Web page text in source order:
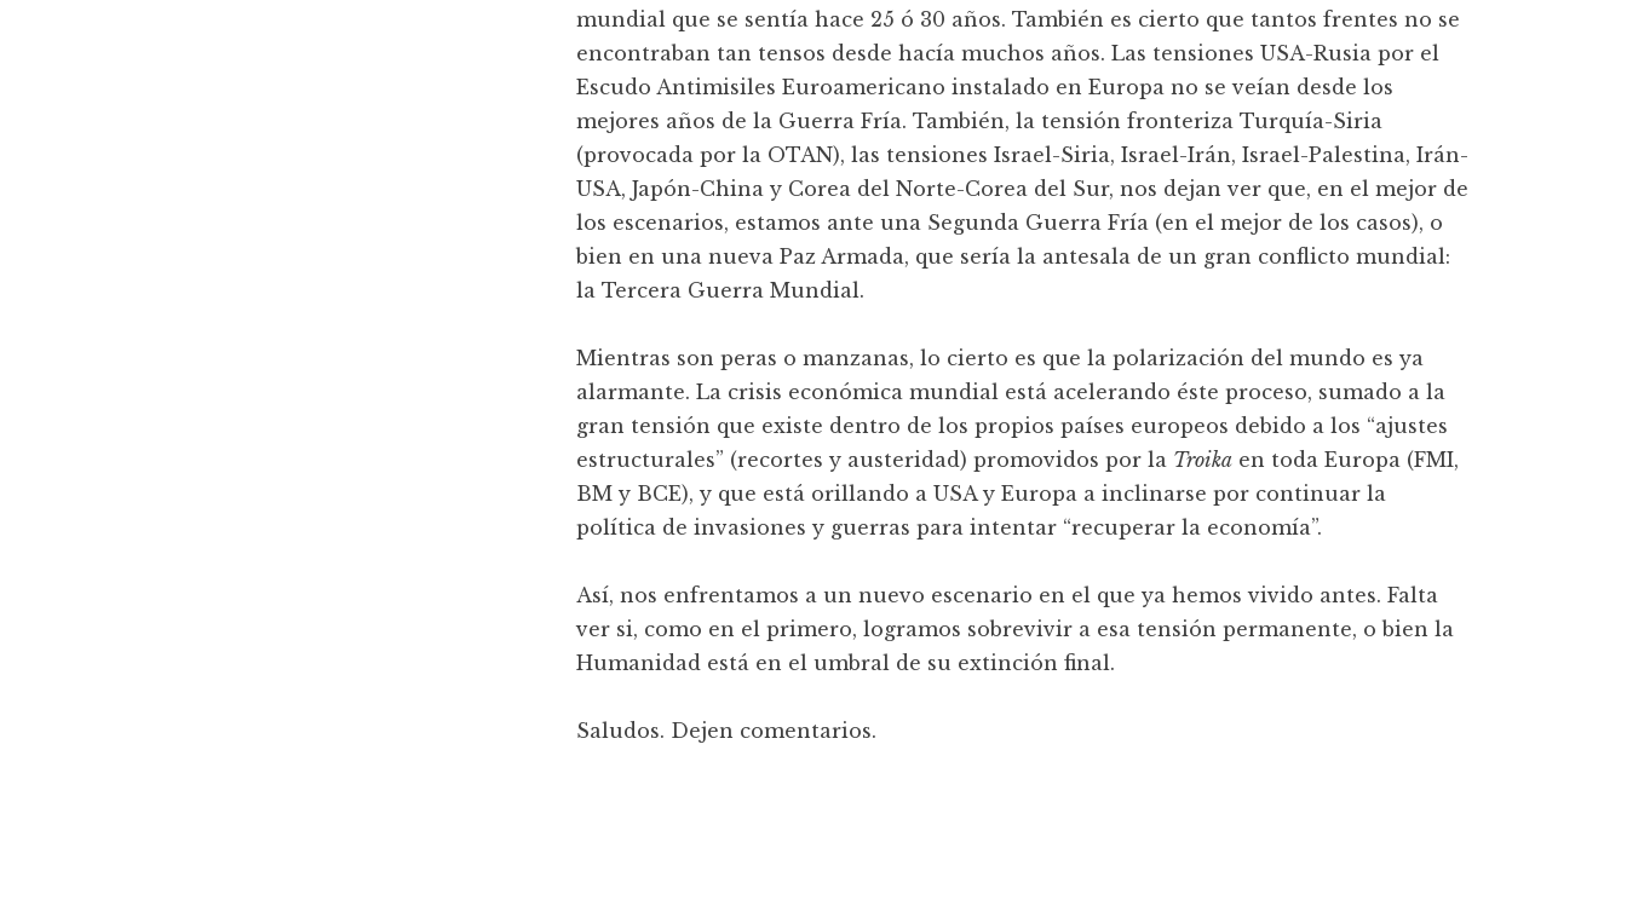
mundial que se sentía hace 25 ó 30 años. También es cierto que tantos frentes no se
encontraban tan tensos desde hacía muchos años. Las tensiones USA-Rusia por el
Escudo Antimisiles Euroamericano instalado en Europa no se veían desde los
mejores años de la Guerra Fría. También, la tensión fronteriza Turquía-Siria
(provocada por la OTAN), las tensiones Israel-Siria, Israel-Irán, Israel-Palestina, Irán-
USA, Japón-China y Corea del Norte-Corea del Sur, nos dejan ver que, en el mejor de
los escenarios, estamos ante una Segunda Guerra Fría (en el mejor de los casos), o
bien en una nueva Paz Armada, que sería la antesala de un gran conflicto mundial:
la Tercera Guerra Mundial.
Mientras son peras o manzanas, lo cierto es que la polarización del mundo es ya
alarmante. La crisis económica mundial está acelerando éste proceso, sumado a la
gran tensión que existe dentro de los propios países europeos debido a los “ajustes
estructurales” (recortes y austeridad) promovidos por la Troika en toda Europa (FMI,
BM y BCE), y que está orillando a USA y Europa a inclinarse por continuar la
política de invasiones y guerras para intentar “recuperar la economía”.
Así, nos enfrentamos a un nuevo escenario en el que ya hemos vivido antes. Falta
ver si, como en el primero, logramos sobrevivir a esa tensión permanente, o bien la
Humanidad está en el umbral de su extinción final.
Saludos. Dejen comentarios.